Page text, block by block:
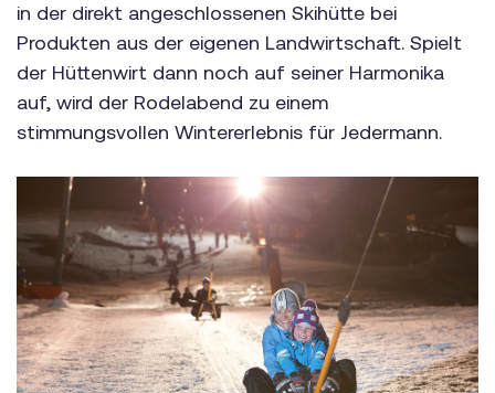
in der direkt angeschlossenen Skihütte bei
Produkten aus der eigenen Landwirtschaft. Spielt
der Hüttenwirt dann noch auf seiner Harmonika
auf, wird der Rodelabend zu einem
stimmungsvollen Wintererlebnis für Jedermann.